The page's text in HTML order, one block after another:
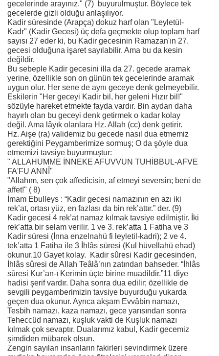
gecelerinde arayınız." (7) buyurulmuştur. Böylece tek
gecelerde gizli olduğu anlaşılıyor.
Kadir süresinde (Arapça) dokuz harf olan "Leyletül-
Kadr" (Kadir Gecesi) üç defa geçmekte olup toplam harf
sayısı 27 eder ki, bu Kadir gecesinin Ramazan'ın 27.
gecesi olduğuna işaret sayılabilir. Ama bu da kesin
değildir.
Bu sebeple Kadir gecesini illa da 27. gecede aramak
yerine, özellikle son on günün tek gecelerinde aramak
uygun olur. Her sene de aynı geceye denk gelmeyebilir.
Eskilerin "Her geceyi Kadir bil, her geleni Hızır bil!"
sözüyle hareket etmekte fayda vardır. Bin aydan daha
hayırlı olan bu geceyi denk getirmek o kadar kolay
değil. Ama lâyık olanlara Hz. Allah (cc) denk getirir.
Hz. Aişe (ra) validemiz bu gecede nasıl dua etmemiz
gerektiğini Peygamberimize sormuş; O da şöyle dua
etmemizi tavsiye buyurmuştur:
" ALLAHUMME İNNEKE AFUVVUN TUHİBBUL-AFVE
FA'FU ANNÎ"
"Allahım, sen çok affedicisin, af etmeyi seversin; beni de
affet!" ( 8)
İmam Ebulleys : “Kadir gecesi namazının en azı iki
rek’at, ortası yüz, en fazlası da bin rek’attır.” der. (9)
Kadir gecesi 4 rek’at namaz kılmak tavsiye edilmiştir. İki
rek’atta bir selam verilir. 1 ve 3. rek’atta 1 Fatiha ve 3
Kadir süresi (İnna enzelnahü fi leyletil-kadri); 2 ve 4.
tek’atta 1 Fatiha ile 3 İhlâs süresi (Kul hüvellahü ehad)
okunur.10 Gayet kolay. Kadir sûresi Kadir gecesinden,
İhlâs sûresi de Allah Teâlâ’nın zatından bahseder. “İhlâs
sûresi Kur’an-ı Kerimin üçte birine muadildir.”11 diye
hadisi şerif vardır. Daha sonra dua edilir; özellikle de
sevgili peygamberimizin tavsiye buyurduğu yukarda
geçen dua okunur. Ayrıca akşam Evvâbin namazı,
Tesbih namazı, kaza namazı, gece yarısından sonra
Teheccüd namazı, kuşluk vakti de Kuşluk namazı
kılmak çok sevaptır. Dualarımız kabul, Kadir gecemiz
şimdiden mübarek olsun.
Zengin sayılan insanların fakirleri sevindirmek üzere